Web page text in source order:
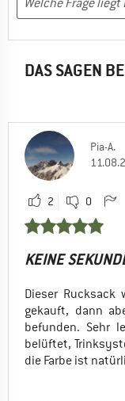
DAS SAGEN
Pia-A.
2 0
KEINE
Dieser Rucksack
gekauft, dann
befunden. Sehr
belüftet,
die Farbe ist